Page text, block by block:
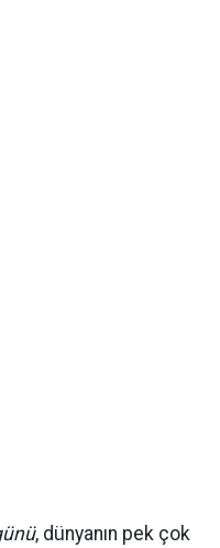
, dünyanın pek çok